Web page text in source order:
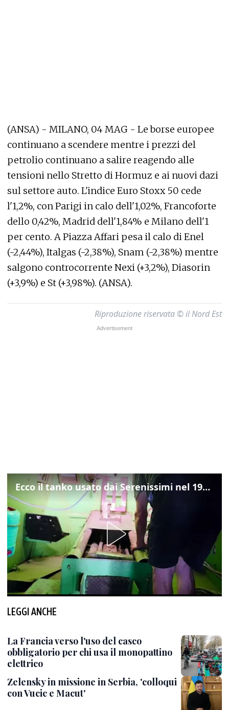
(ANSA) - MILANO, 04 MAG - Le borse europee
continuano a scendere mentre i prezzi del
petrolio continuano a salire reagendo alle
tensioni nello Stretto di Hormuz e ai nuovi dazi
sul settore auto. L'indice Euro Stoxx 50 cede
l'1,2%, con Parigi in calo dell'1,02%, Francoforte
dello 0,42%, Madrid dell'1,84% e Milano dell'1
per cento. A Piazza Affari pesa il calo di Enel
(-2,44%), Italgas (-2,38%), Snam (-2,38%) mentre
salgono controcorrente Nexi (+3,2%), Diasorin
(+3,9%) e St (+3,98%). (ANSA).
Riproduzione riservata © il Nord Est
Ecco il tanko usato dai Serenissimi nel 1997 per il blitz a San Marco
LEGGI ANCHE
La Francia verso l'uso del casco
obbligatorio per chi usa il monopattino
elettrico
Zelensky in missione in Serbia, 'colloqui
con Vucic e Macut'